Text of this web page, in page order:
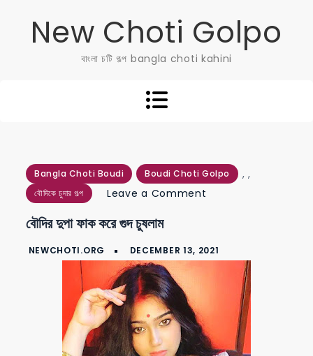
New Choti Golpo
বাংলা চটি গল্প bangla choti kahini
Bangla Choti Boudi ,
Boudi Choti Golpo ,
বৌদিকে চুদার গল্প Leave a Comment
ফাক
বৌদির দুপা ফাক করে গুদ চুষলাম